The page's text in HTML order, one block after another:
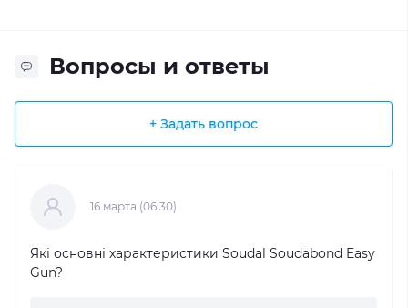
Вопросы и ответы
+ Задать вопрос
16 марта (06:30)
Які основні характеристики Soudal Soudabond Easy
Gun?